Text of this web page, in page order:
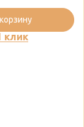
клик
В корзину